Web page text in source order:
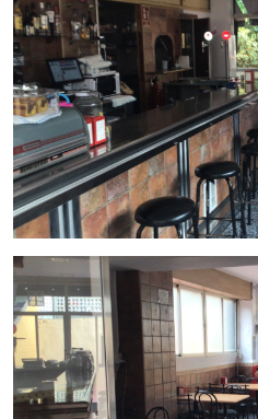
en unpunto de
comunidad del barrio.
Precio de traspaso : 46.000 €
Alquiler actual : 700 € al mes
Badalona: Una ciudad con
Situada a solo unos minutos
ciudad en pleno desarrollo,
turística y comercial. La
zonas verdes hacen de
en hostelería. Su
excelente red
estación de metro más
de clientes.
Este bar cafetería se encuentra
ajardinada, cerca de parques y
público variado, desde familias